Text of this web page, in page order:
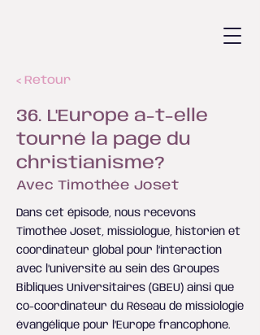
< Retour
36. L'Europe a-t-elle
tourné la page du
christianisme?
Avec Timothée Joset
Dans cet épisode, nous recevons
Timothée Joset, missiologue, historien et
coordinateur global pour l’interaction
avec l’université au sein des Groupes
Bibliques Universitaires (GBEU) ainsi que
co-coordinateur du Réseau de missiologie
évangélique pour l’Europe francophone.